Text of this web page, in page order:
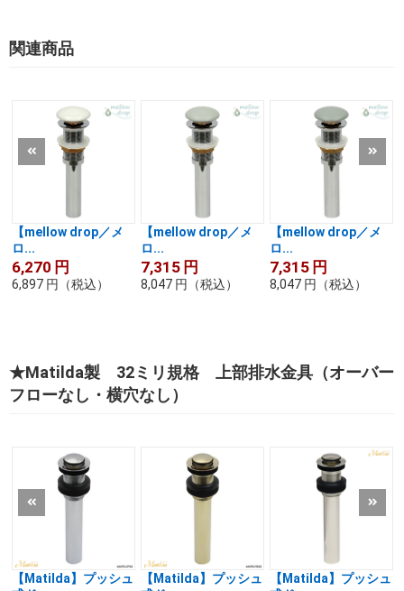
関連商品
【mellow drop／メ
ロ...
6,270 円
6,897 円 （税込）
【mellow drop／メ
ロ...
7,315 円
8,047 円 （税込）
【mellow drop／メ
ロ...
7,315 円
8,047 円 （税込）
★Matilda製 32ミリ規格 上部排水金具（オーバー
フローなし・横穴なし）
【Matilda】プッシュ
【Matilda】プッシュ
【Matilda】プッシュ